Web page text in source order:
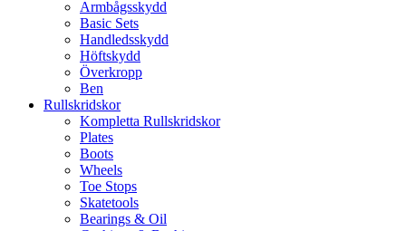
Armbågsskydd
Basic Sets
Handledsskydd
Höftskydd
Överkropp
Ben
Rullskridskor
Kompletta Rullskridskor
Plates
Boots
Wheels
Toe Stops
Skatetools
Bearings & Oil